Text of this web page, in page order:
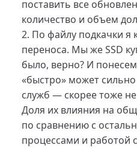
поставить все
количество и объем
2. По файлу подкачки я
переноса. Мы же SSD
было, верно? И
«быстро» может
служб — скорее тоже
Доля их влияния на
по сравнению с
процессами и работой